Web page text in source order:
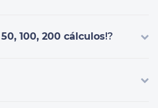
100, 200 cálculos!?